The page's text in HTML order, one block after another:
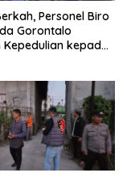
Personel Biro
Gorontalo
Kepedulian kepada